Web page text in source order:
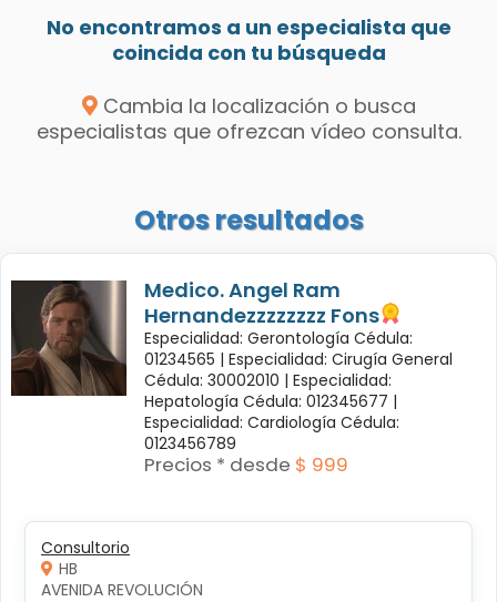
No encontramos a un especialista que
coincida con tu búsqueda
Cambia la localización o busca
especialistas que ofrezcan vídeo consulta.
Otros resultados
Medico. Angel Ram
Hernandezzzzzzzz Fons
Especialidad: Gerontología Cédula:
01234565 | Especialidad: Cirugía General
Cédula: 30002010 | Especialidad:
Hepatología Cédula: 012345677 |
Especialidad: Cardiología Cédula:
0123456789
Precios * desde $ 999
Consultorio
HB
AVENIDA REVOLUCIÓN